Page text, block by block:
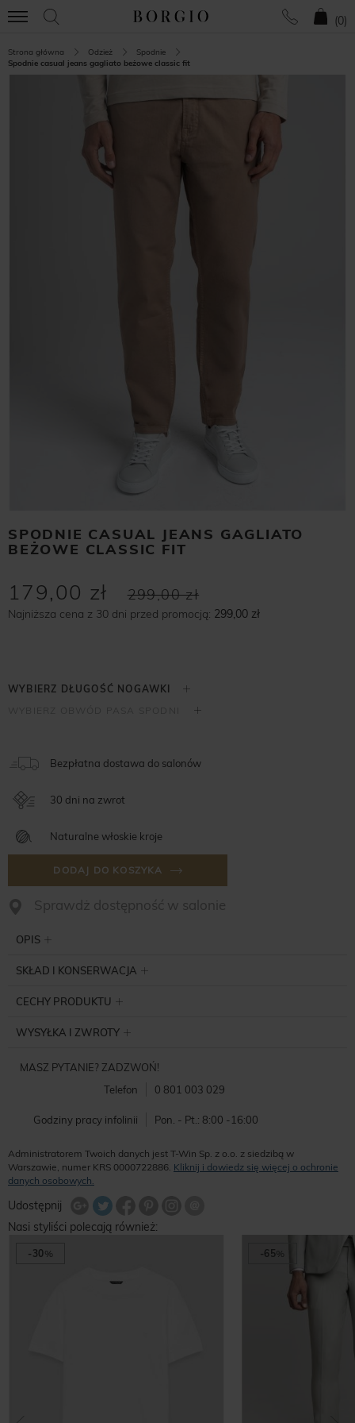
(0)
Strona główna Odzież
Spodnie
Spodnie casual jeans gagliato beżowe classic fit
SPODNIE CASUAL JEANS GAGLIATO
BEŻOWE CLASSIC FIT
299,00 zł
179,00 zł
Najniższa cena z 30 dni przed promocją: 299,00 zł
Bezpłatna dostawa do salonów
30 dni na zwrot
Naturalne włoskie kroje
DODAJ DO KOSZYKA
Sprawdż dostępność w salonie
OPIS
SKŁAD I KONSERWACJA
CECHY PRODUKTU
WYSYŁKA I ZWROTY
MASZ PYTANIE? ZADZWOŃ!
Telefon
0 801 003 029
Godziny pracy infolinii Pon. - Pt.: 8:00 -16:00
Administratorem Twoich danych jest T-Win Sp. z o.o. z siedzibą w
Warszawie, numer KRS 0000722886. Kliknij i dowiedz się więcej o ochronie
danych osobowych.
Udostępnij
Share FacebookUdostępnij na Google+
Udostępnij na Google+
Nasi styliści polecają również:
-30% -65%